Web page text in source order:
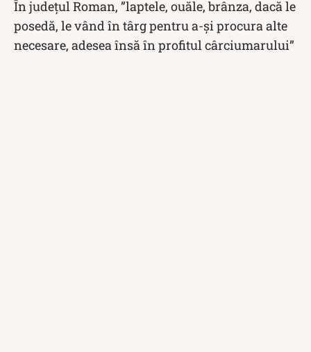
În judeţul Roman, ”laptele, ouăle, brânza, dacă le
posedă, le vând în târg pentru a-şi procura alte
necesare, adesea însă în profitul cârciumarului”